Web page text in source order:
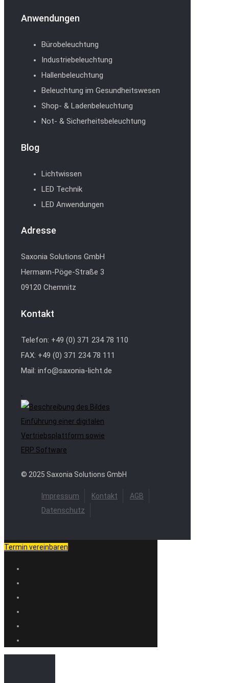
Anwendungen
Bürobeleuchtung
Industriebeleuchtung
Hallenbeleuchtung
Beleuchtung im Gesundheitswesen
Shop- & Ladenbeleuchtung
Not- & Sicherheitsbeleuchtung
Blog
Lichtwissen
LED Technik
LED Anwendungen
Adresse
Saxonia Solutions GmbH
Hermann-Pöge-Straße 3
09120 Chemnitz
Kontakt
Telefon: +49 (0) 371 234 78 110
FAX: +49 (0) 371 234 78 111
Mail: info@saxonia-licht.de
Einführung einer digitalen
Vertriebsplattform sowie
ERP Software
© 2025 Saxonia Solutions GmbH
Impressum Kontakt
AGB
Datenschutz
Termin vereinbaren